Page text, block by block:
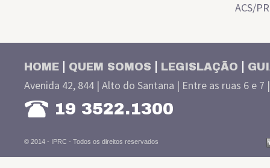
ACS/PR
HOME QUEM SOMOS LEGISLAÇÃO
Avenida 42, 844 | Alto do Santana | Entre as ruas 6 e 7
19 3522.1300
© 2014 - IPRC - Todos os direitos reservados